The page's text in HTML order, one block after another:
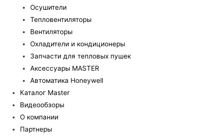
Осушители
Тепловентиляторы
Вентиляторы
Охладители и кондиционеры
Запчасти для тепловых пушек
Аксессуары MASTER
Автоматика Honeywell
Каталог Master
Видеообзоры
О компании
Партнеры